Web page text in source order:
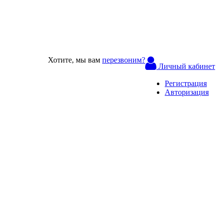
Личный кабинет
Регистрация
Авторизация
Хотите, мы вам перезвоним?